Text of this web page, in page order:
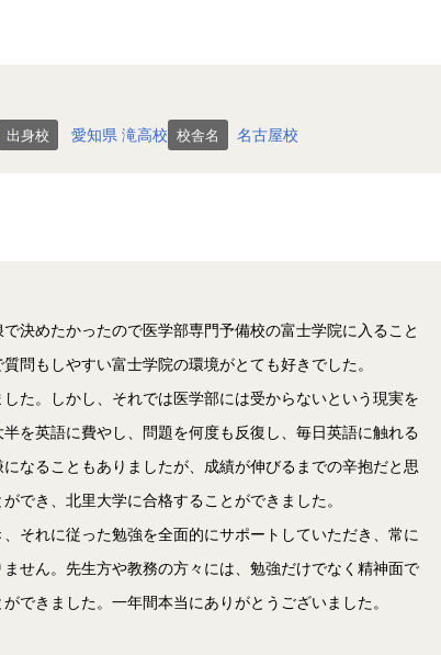
出身校 愛知県 滝高校 校舎名 名古屋校
決めたかったので医学部専門予備校の富士学院に入ること
問もしやすい富士学院の環境がとても好きでした。
た。しかし、それでは医学部には受からないという現実を
を英語に費やし、問題を何度も反復し、毎日英語に触れる
なることもありましたが、成績が伸びるまでの辛抱だと思
でき、北里大学に合格することができました。
それに従った勉強を全面的にサポートしていただき、常に
せん。先生方や教務の方々には、勉強だけでなく精神面で
できました。一年間本当にありがとうございました。